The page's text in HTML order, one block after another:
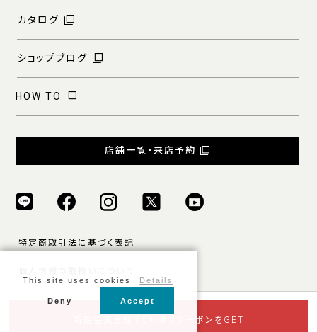
新規会員登録で5％オフクーポンをGET
カタログ
ショップブログ
HOW TO
店舗一覧・来店予約
特定商取引法に基づく表記
ご利用規約
This site uses cookies. Details
Deny Accept